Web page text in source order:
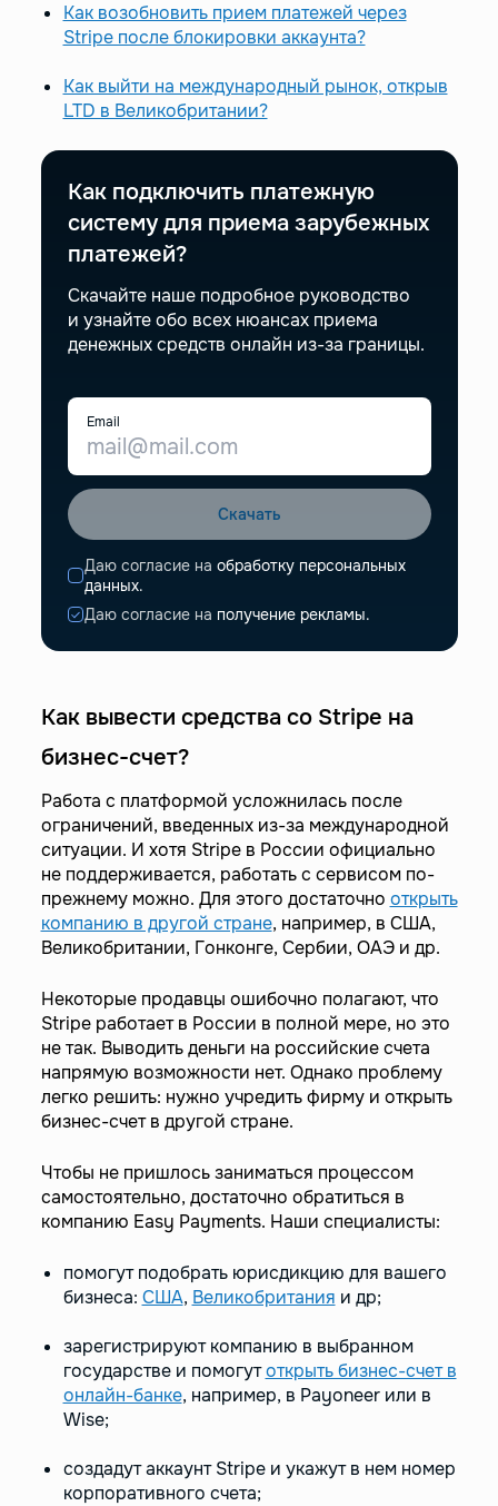
Как возобновить прием платежей через
Stripe после блокировки аккаунта?
Как выйти на международный рынок, открыв
LTD в Великобритании?
Как подключить платежную
систему для приема зарубежных
платежей?
Скачайте наше подробное руководство
и узнайте обо всех нюансах приема
денежных средств онлайн из-за границы.
Email
Скачать
Даю согласие на обработку персональных
данных.
Даю согласие на получение рекламы.
Как вывести средства со Stripe на
бизнес-счет?
Работа с платформой усложнилась после
ограничений, введенных из-за международной
ситуации. И хотя Stripe в России официально
не поддерживается, работать с сервисом по-
прежнему можно. Для этого достаточно открыть
компанию в другой стране, например, в США,
Великобритании, Гонконге, Сербии, ОАЭ и др.
Некоторые продавцы ошибочно полагают, что
Stripe работает в России в полной мере, но это
не так. Выводить деньги на российские счета
напрямую возможности нет. Однако проблему
легко решить: нужно учредить фирму и открыть
бизнес-счет в другой стране.
Чтобы не пришлось заниматься процессом
самостоятельно, достаточно обратиться в
компанию Easy Payments. Наши специалисты:
помогут подобрать юрисдикцию для вашего
бизнеса: США, Великобритания и др;
зарегистрируют компанию в выбранном
государстве и помогутоткрыть бизнес-счет в
онлайн-банке, например, в Payoneer или в
Wise;
создадут аккаунт Stripe и укажут в нем номер
корпоративного счета;